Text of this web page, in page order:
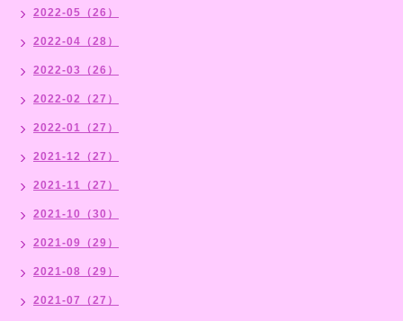
2022-05（26）
2022-04（28）
2022-03（26）
2022-02（27）
2022-01（27）
2021-12（27）
2021-11（27）
2021-10（30）
2021-09（29）
2021-08（29）
2021-07（27）